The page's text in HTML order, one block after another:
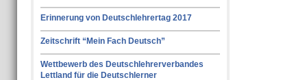
Erinnerung von Deutschlehrertag 2017
Zeitschrift “Mein Fach Deutsch”
Wettbewerb des Deutschlehrerverbandes
Lettland für die Deutschlerner